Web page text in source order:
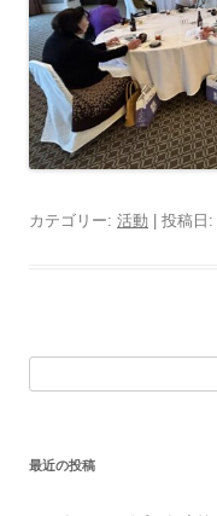
カテゴリー: 活動 | 投稿日:
索:
最近の投稿